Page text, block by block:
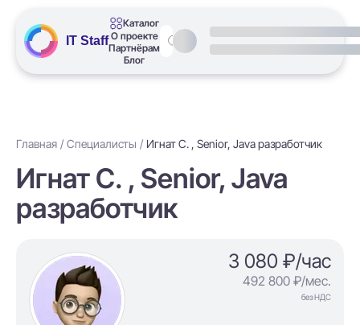
IT Staff
Каталог
О проекте
Партнёрам
Блог
Главная Специалисты Игнат С. , Senior, Java разработчик
Игнат С. , Senior, Java
разработчик
3 080 ₽/час
492 800 ₽/мес.
без НДС